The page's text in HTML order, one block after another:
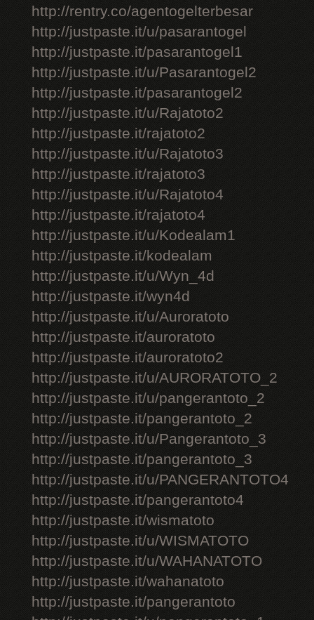
http://rentry.co/agentogelterbesar
http://justpaste.it/u/pasarantogel
http://justpaste.it/pasarantogel1
http://justpaste.it/u/Pasarantogel2
http://justpaste.it/pasarantogel2
http://justpaste.it/u/Rajatoto2
http://justpaste.it/rajatoto2
http://justpaste.it/u/Rajatoto3
http://justpaste.it/rajatoto3
http://justpaste.it/u/Rajatoto4
http://justpaste.it/rajatoto4
http://justpaste.it/u/Kodealam1
http://justpaste.it/kodealam
http://justpaste.it/u/Wyn_4d
http://justpaste.it/wyn4d
http://justpaste.it/u/Auroratoto
http://justpaste.it/auroratoto
http://justpaste.it/auroratoto2
http://justpaste.it/u/AURORATOTO_2
http://justpaste.it/u/pangerantoto_2
http://justpaste.it/pangerantoto_2
http://justpaste.it/u/Pangerantoto_3
http://justpaste.it/pangerantoto_3
http://justpaste.it/u/PANGERANTOTO4
http://justpaste.it/pangerantoto4
http://justpaste.it/wismatoto
http://justpaste.it/u/WISMATOTO
http://justpaste.it/u/WAHANATOTO
http://justpaste.it/wahanatoto
http://justpaste.it/pangerantoto